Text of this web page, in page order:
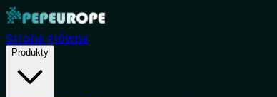
Strona główna
Produkty